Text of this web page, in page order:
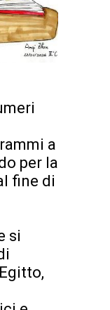
a
per la
fine di
si